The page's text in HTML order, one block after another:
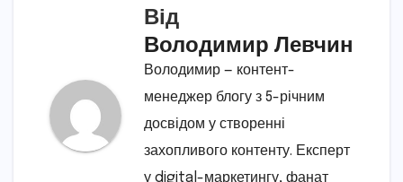
Від
Володимир Левчин
Володимир — контент-
менеджер блогу з 5-річним
досвідом у створенні
захопливого контенту. Експерт
у digital-маркетингу, фанат